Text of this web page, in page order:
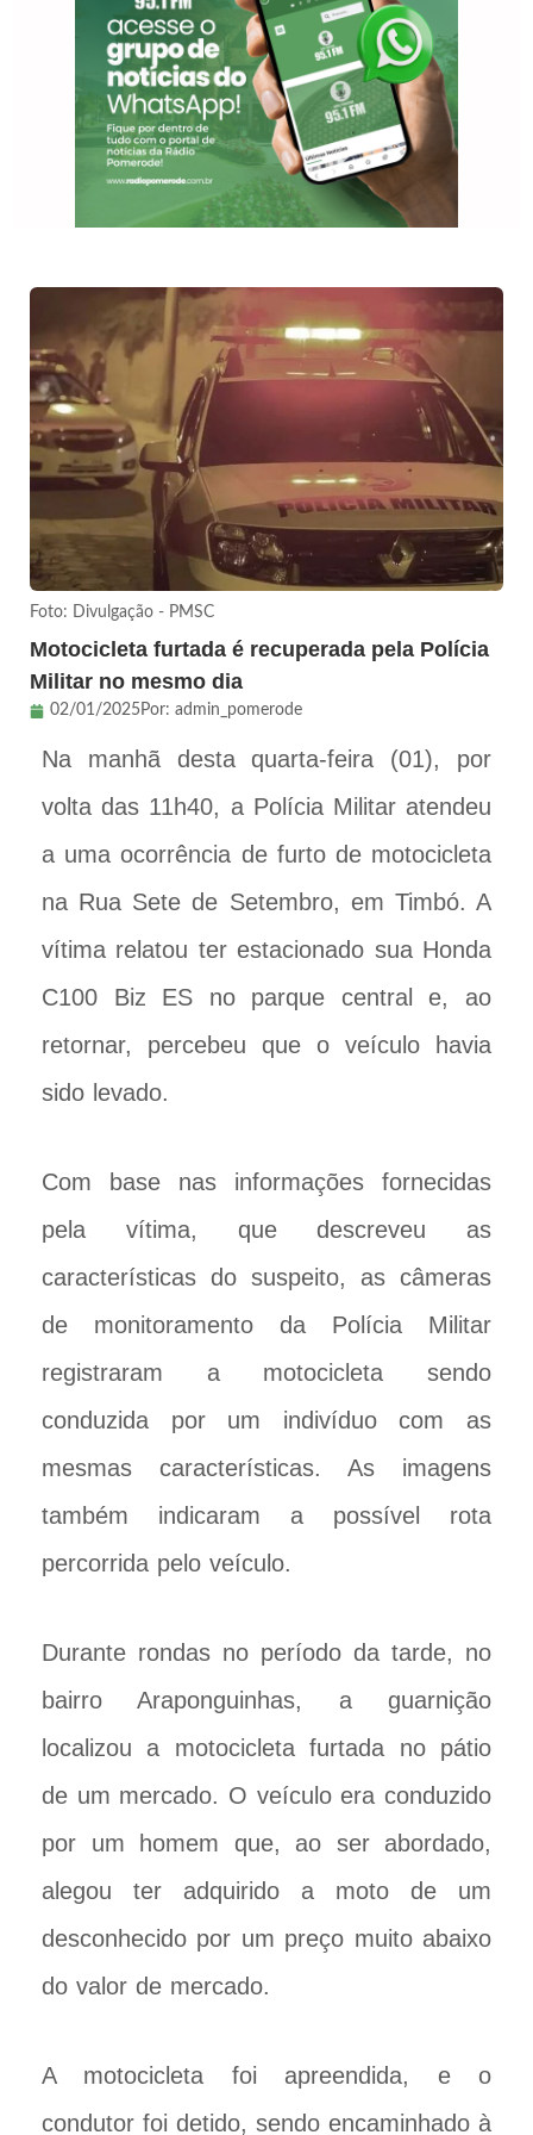
Foto: Divulgação - PMSC
Motocicleta furtada é recuperada pela Polícia
Militar no mesmo dia
02/01/2025Por: admin_pomerode
Na manhã desta quarta-feira (01), por
volta das 11h40, a Polícia Militar atendeu
a uma ocorrência de furto de motocicleta
na Rua Sete de Setembro, em Timbó. A
vítima relatou ter estacionado sua Honda
C100 Biz ES no parque central e, ao
retornar, percebeu que o veículo havia
sido levado.
Com base nas informações fornecidas
pela vítima, que descreveu as
características do suspeito, as câmeras
de monitoramento da Polícia Militar
registraram a motocicleta sendo
conduzida por um indivíduo com as
mesmas características. As imagens
também indicaram a possível rota
percorrida pelo veículo.
Durante rondas no período da tarde, no
bairro Araponguinhas, a guarnição
localizou a motocicleta furtada no pátio
de um mercado. O veículo era conduzido
por um homem que, ao ser abordado,
alegou ter adquirido a moto de um
desconhecido por um preço muito abaixo
do valor de mercado.
A motocicleta foi apreendida, e o
condutor foi detido, sendo encaminhado à